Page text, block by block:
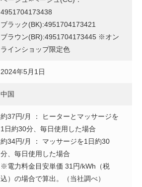
4951704173438
ブラック(BK):4951704173421
ブラウン(BR):4951704173445 ※オン
ラインショップ限定色
2024年5月1日
中国
約37円/月 ： ヒーターとマッサージを
1日約30分、毎日使用した場合
約34円/月 ： マッサージを1日約30
分、毎日使用した場合
※電力料金目安単価 31円/kWh（税
込）の場合で算出。（当社調べ）